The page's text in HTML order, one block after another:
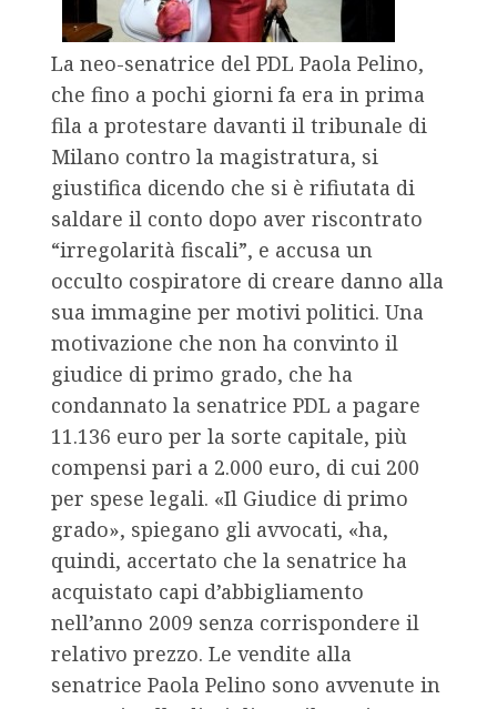
La neo-senatrice del PDL Paola Pelino,
che fino a pochi giorni fa era in prima
fila a protestare davanti il tribunale di
Milano contro la magistratura, si
giustifica dicendo che si è rifiutata di
saldare il conto dopo aver riscontrato
“irregolarità fiscali”, e accusa un
occulto cospiratore di creare danno alla
sua immagine per motivi politici. Una
motivazione che non ha convinto il
giudice di primo grado, che ha
condannato la senatrice PDL a pagare
11.136 euro per la sorte capitale, più
compensi pari a 2.000 euro, di cui 200
per spese legali. «Il Giudice di primo
grado», spiegano gli avvocati, «ha,
quindi, accertato che la senatrice ha
acquistato capi d’abbigliamento
nell’anno 2009 senza corrispondere il
relativo prezzo. Le vendite alla
senatrice Paola Pelino sono avvenute in